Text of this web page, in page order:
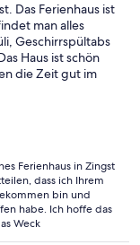
Das Ferienhaus ist
man alles
Geschirrspültabs
Haus ist schön
die Zeit gut im
aber auch ohne
Hafen, Strand,
ein bisschen
etwas weit über
problemlos unten
trotzdem an die
sehr
Ferienhaus in Zingst
dass ich Ihrem
bin und
habe. Ich hoffe das
Weck